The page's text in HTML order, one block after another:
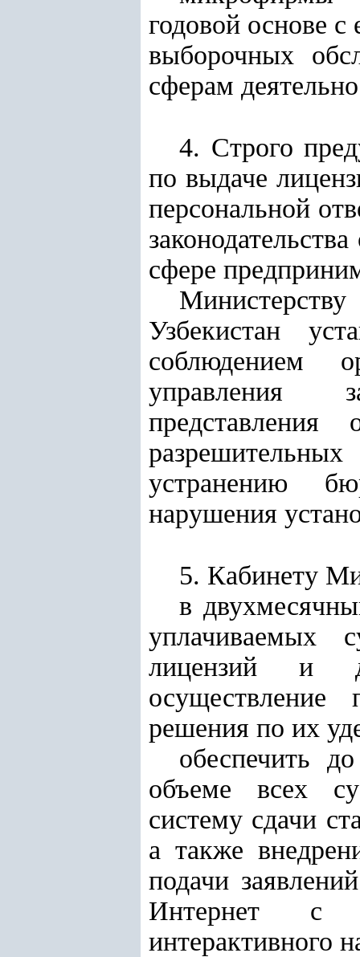
годовой основе
выборочных
сферам
4. Строго
по выдаче
персональной
сфере
Узбекистан
соблюдением
управления
представления
устранению
нарушения
5. Кабинету
в
уплачиваемых
лицензий и
осуществление
решения по их
обеспечить
объеме всех
систему сдачи
а также
подачи
Интернет с
интерактивного